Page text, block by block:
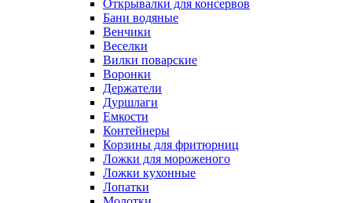
Открывалки для консервов
Бани водяные
Венчики
Веселки
Вилки поварские
Воронки
Держатели
Дуршлаги
Емкости
Контейнеры
Корзины для фритюрниц
Ложки для мороженого
Ложки кухонные
Лопатки